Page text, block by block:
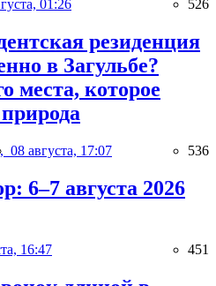
01:26 526
резиденция
в Загульбе?
места, которое
08 августа, 17:07 536
6–7 августа 2026
16:47 451